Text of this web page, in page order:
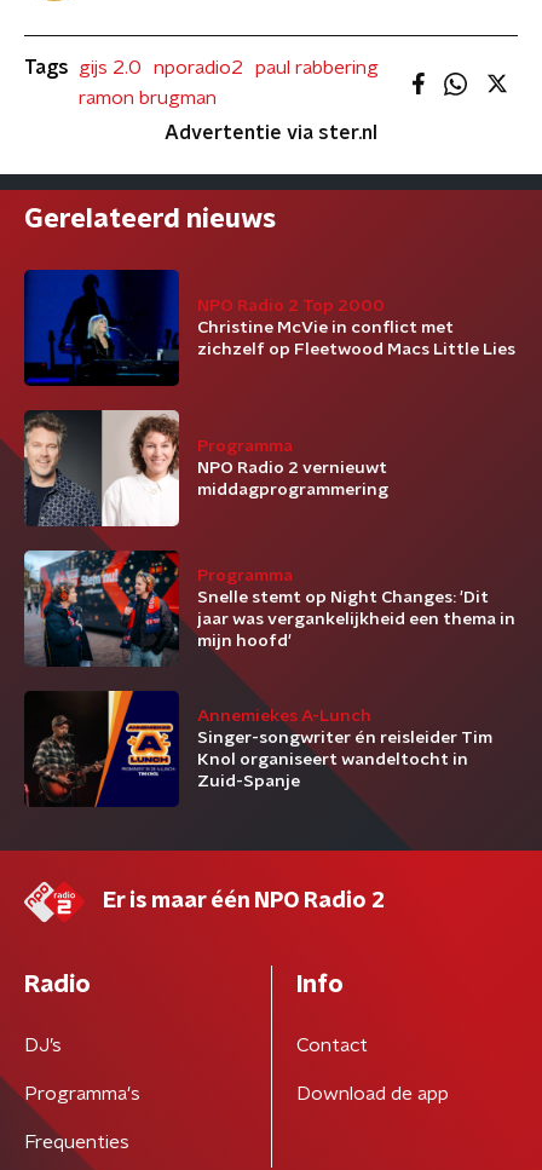
Tags gijs 2.0 nporadio2
paul rabbering
ramon brugman
Advertentie via ster.nl
Gerelateerd nieuws
NPO Radio 2 Top 2000
Christine McVie in conflict met
zichzelf op Fleetwood Macs Little Lies
Programma
NPO Radio 2 vernieuwt
middagprogrammering
Programma
Snelle stemt op Night Changes: 'Dit
jaar was vergankelijkheid een thema in
mijn hoofd'
Annemiekes A-Lunch
Singer-songwriter én reisleider Tim
Knol organiseert wandeltocht in
Zuid-Spanje
Er is maar één NPO Radio 2
Radio
DJ’s
Programma's
Frequenties
Info
Contact
Download de app